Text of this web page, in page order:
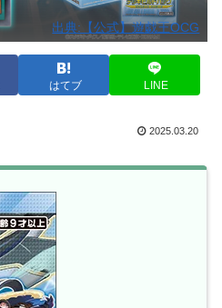
出典:【公式】遊戯王OCG
はてブ LINE
2025.03.20